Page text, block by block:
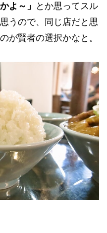
よ～」
とか思ってスル
うので、同じ店だと思
が賢者の選択かなと。